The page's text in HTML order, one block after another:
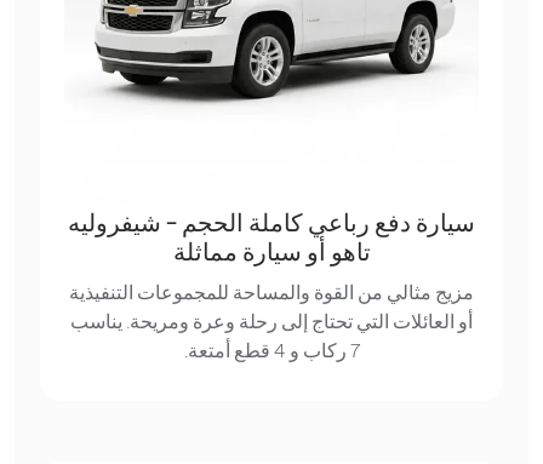
سيارة دفع رباعي كاملة الحجم - شيفروليه
تاهو أو سيارة مماثلة
مزيج مثالي من القوة والمساحة للمجموعات التنفيذية
أو العائلات التي تحتاج إلى رحلة وعرة ومريحة. يناسب
7 ركاب و 4 قطع أمتعة.